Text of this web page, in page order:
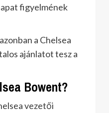
figyelmének
a Chelsea
ajánlatot tesz a
Bowent?
vezetői